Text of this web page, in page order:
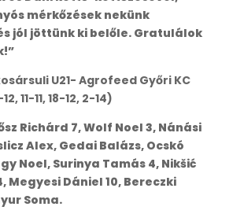
mérkőzések nekünk
jól jöttünk ki belőle. Gratulálok
U21- Agrofeed Győri KC
11-11, 18-12, 2-14)
Richárd 7, Wolf Noel 3, Nánási
Alex, Gedai Balázs, Ocskó
Noel, Surinya Tamás 4, Nikšić
Megyesi Dániel 10, Bereczki
Soma.